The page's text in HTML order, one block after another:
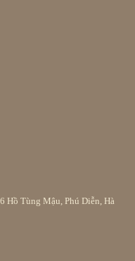
Hồ Tùng Mậu, Phú Diễn, Hà